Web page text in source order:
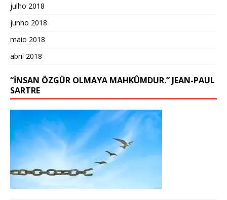
julho 2018
junho 2018
maio 2018
abril 2018
“İNSAN ÖZGÜR OLMAYA MAHKÛMDUR.” JEAN-PAUL
SARTRE